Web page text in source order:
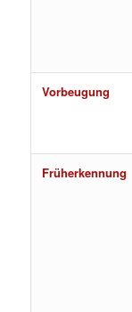
Vorbeugung
Früherkennung